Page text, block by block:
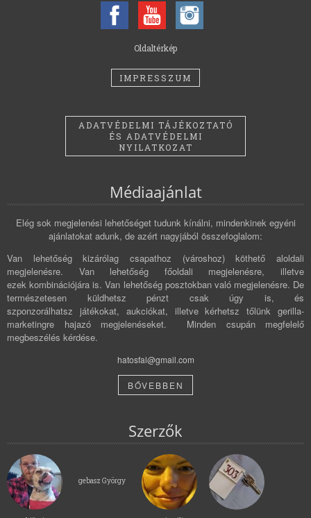
Oldaltérkép
IMPRESSZUM
ADATVÉDELMI TÁJÉKOZTATÓ
ÉS ADATVÉDELMI
NYILATKOZAT
Médiaajánlat
Elég sok megjelenési lehetőséget tudunk kínálni, mindenkinek egyéni
ajánlatokat adunk, de azért nagyjából összefoglalom:
Van lehetőség kizárólag csapathoz (városhoz) köthető aloldali
megjelenésre. Van lehetőség főoldali megjelenésre, illetve
ezek kombinációjára is. Van lehetőség posztokban való megjelenésre. De
természetesen küldhetsz pénzt csak úgy is, és
szponzorálhatsz játékokat, aukciókat, illetve kérhetsz tőlünk gerilla-
marketingre hajazó megjelenéseket. Minden csupán megfelelő
megbeszélés kérdése.
hatosfal@gmail.com
BŐVEBBEN
Szerzők
gebasz György